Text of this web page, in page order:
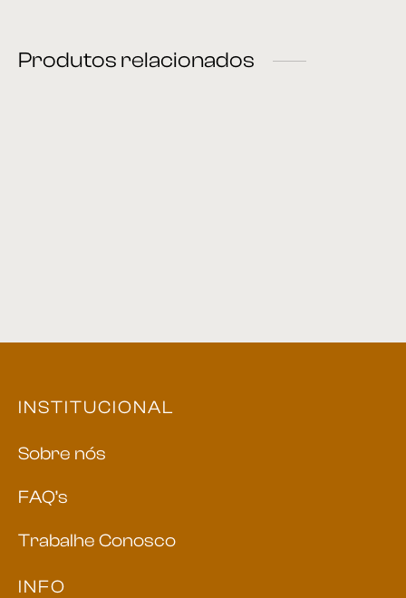
Produtos relacionados
INSTITUCIONAL
Sobre nós
FAQ’s
Trabalhe Conosco
INFO